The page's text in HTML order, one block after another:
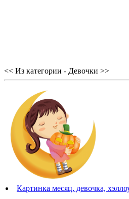
<< Из категории - Девочки >>
Картинка месяц, девочка,